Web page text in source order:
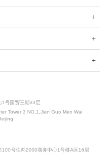
+
+
+
1号国贸三期33层
Tower 3 NO.1,Jian Guo Men Wai
100号住邦2000商务中心1号楼A区16层